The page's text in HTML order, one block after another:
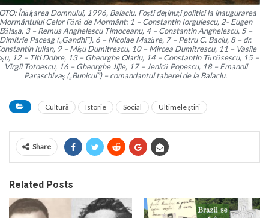
Înălțarea Domnului, 1996, Balaciu. Foşti deţinuţi politici la inaugurarea
Celor Fără de Mormânt: 1 – Constantin Iorgulescu, 2- Eugen
3 – Remus Anghelescu Timoceanu, 4 – Constantin Anghelescu, 5 –
Dimitrie Paceag („Gandhi”), 6 – Nicolae Mazăre, 7 – Petru C. Baciu, 8 – dr.
Iulian, 9 – Mişu Dumitrescu, 10 – Mircea Dumitrescu, 11 – Vasile
12 – Titi Dobre, 13 – Gheorghe Olariu, 14 – Constantin Tănăsescu, 15 –
Virgil Totoescu, 16 – Gheorghe Jijie, 17 – Jenică Popescu, 18 – Emanoil
Paraschivaş („Bunicul”) – comandantul taberei de la Balaciu.
Cultură Istorie Social Ultimele ştiri
Share
Related Posts